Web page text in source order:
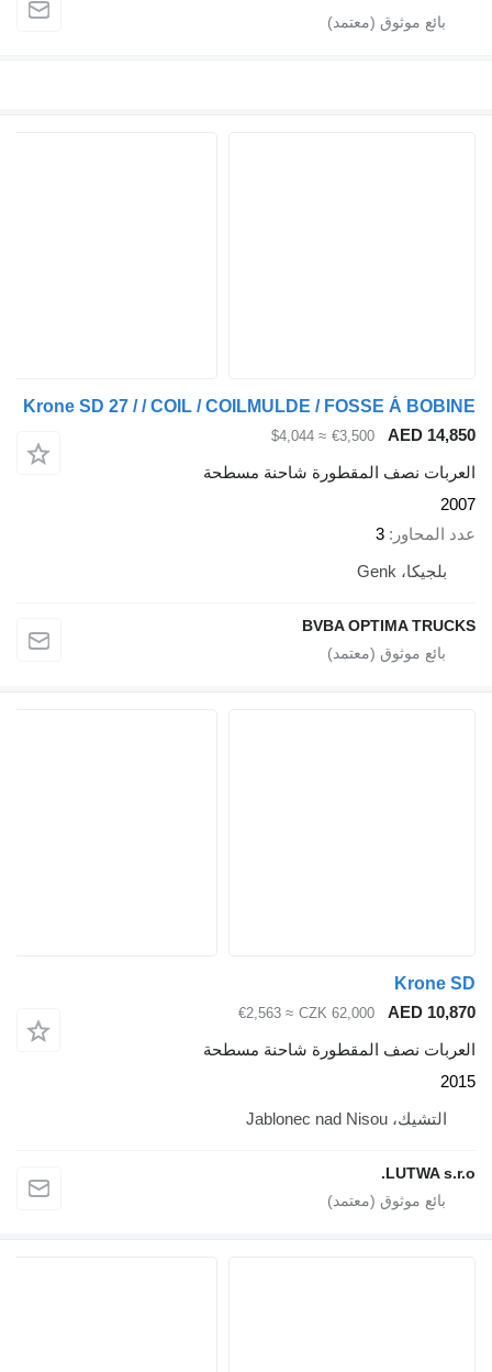
Krone SD 27 / / COIL / COILMULDE / FOSSE Á BOBINE
AED 14,850
€3,500
≈ $4,044
العربات نصف المقطورة شاحنة مسطحة
2007
عدد المحاور
3
بلجيكا، Genk
BVBA OPTIMA TRUCKS
Krone SD
AED 10,870
CZK 62,000
≈ €2,563
العربات نصف المقطورة شاحنة مسطحة
2015
التشيك، Jablonec nad Nisou
LUTWA s.r.o.